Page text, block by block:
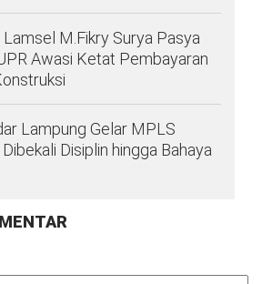
M.Fikry Surya Pasya
Awasi Ketat Pembayaran
Lampung Gelar MPLS
Disiplin hingga Bahaya